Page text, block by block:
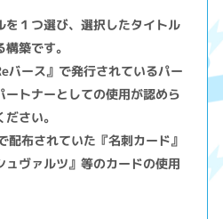
を１つ選び、選択したタイトル
築です。
ース』で発行されているパー
ートナーとしての使用が認めら
さい。
配布されていた『名刺カード』
ヴァルツ』等のカードの使用